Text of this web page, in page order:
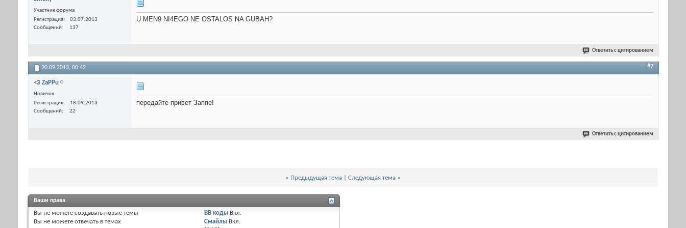
Участник форума
Регистрация
03.07.2013
Сообщений
137
U MEN9 NI4EGO NE OSTALOS NA GUBAH?
Ответить с цитированием
20.09.2013, 00:42 #7
<3 ZaPPu
Новичок
Регистрация
18.09.2013
Сообщений
22
передайте привет Заппе!
Ответить с цитированием
« Предыдущая тема Следующая тема »
Ваши права
Вы не можете создавать новые темы
Вы не можете отвечать в темах
BB коды Вкл.
Смайлы Вкл.